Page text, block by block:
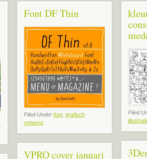
Font DF Thin
Filed Under font, grafisch
ontwerp
Filed
VPRO cover januari